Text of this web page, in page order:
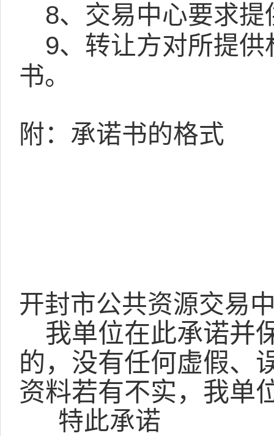
8、交易中心要求
9、转让方对所提
书。
附：承诺书的格式
开封市公共资源交易
我单位在此承诺并
的，没有任何虚假、
资料若有不实，我单
特此承诺